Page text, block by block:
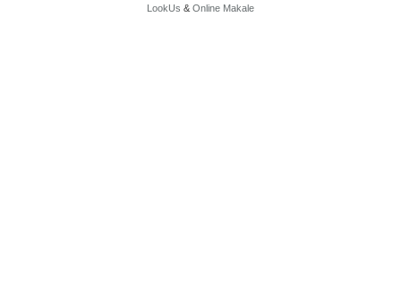
LookUs & Online Makale